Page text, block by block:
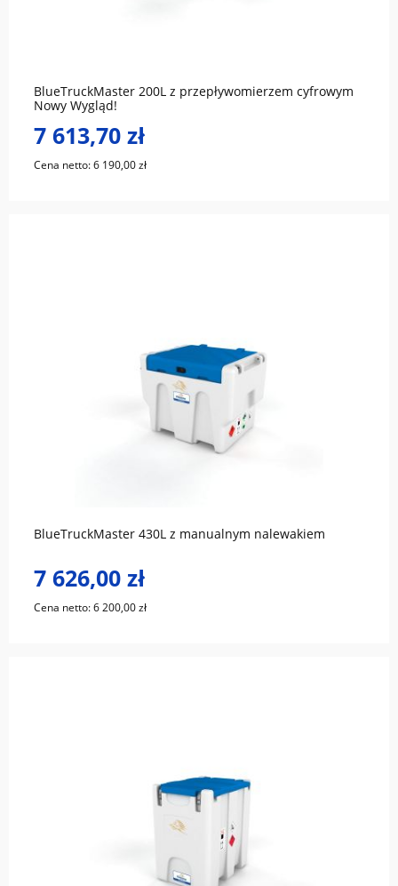
BlueTruckMaster 200L z przepływomierzem cyfrowym
Nowy Wygląd!
7 613,70 zł
Cena netto:6 190,00 zł
BlueTruckMaster 430L z manualnym nalewakiem
7 626,00 zł
Cena netto:6 200,00 zł
do koszyka